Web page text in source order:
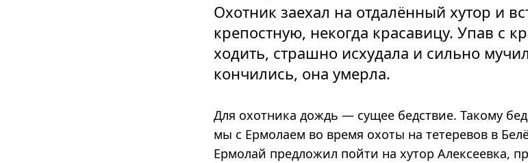
Охотник заехал на отдалённый хутор и
крепостную, некогда красавицу. Упав с
ходить, страшно исхудала и сильно
кончились, она умерла.
Для охотника дождь — сущее бедствие. Такому
мы с Ермолаем во время охоты на тетеревов в
Ермолай предложил пойти на хутор Алексеевка,